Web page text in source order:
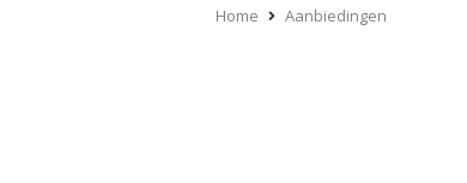
Home Aanbiedingen